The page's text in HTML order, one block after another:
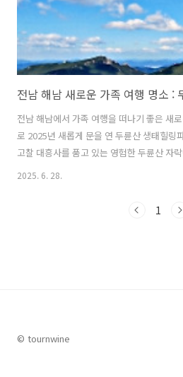
전남 해남에서 가족 여행을 떠나기 좋은 새
로 2025년 새롭게 문을 연 두륜산 생태힐링
고찰 대흥사를 품고 있는 영험한 두륜산 자
이들에게는 짜릿한 모험과 신나는 체험을 어
에서는 2025년 7월 1일에 오픈하여 전남 해
2025. 6. 28.
1
© tournwine